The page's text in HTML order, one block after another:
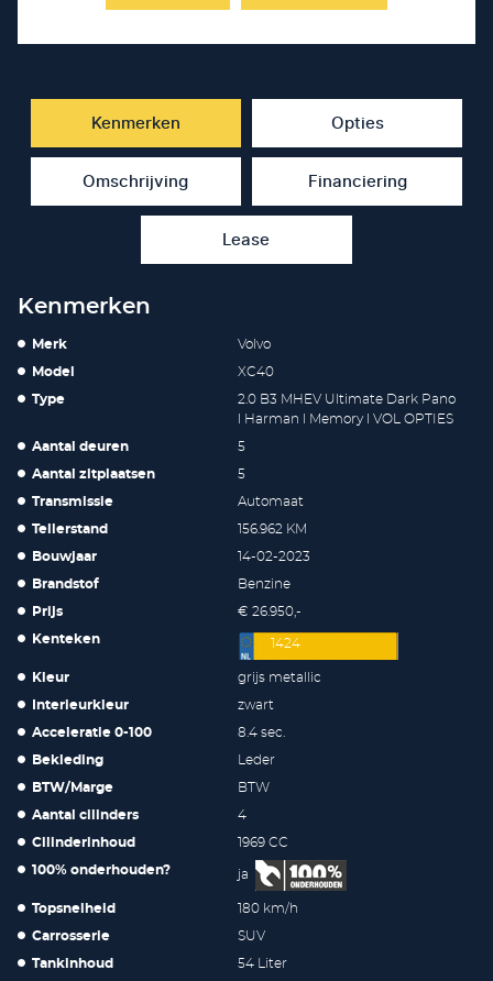
Kenmerken Opties
Omschrijving Financiering
Lease
Kenmerken
Merk Volvo
Model XC40
Type
2.0 B3 MHEV Ultimate Dark Pano
l Harman l Memory l VOL OPTIES
Aantal deuren 5
Aantal zitplaatsen 5
Transmissie Automaat
Tellerstand 156.962 KM
Bouwjaar 14-02-2023
Brandstof Benzine
Prijs € 26.950,-
Kenteken 1424
Kleur grijs metallic
Interieurkleur zwart
Acceleratie 0-100 8.4 sec.
Bekleding Leder
BTW/Marge BTW
Aantal cilinders 4
Cilinderinhoud 1969 CC
100% onderhouden? ja
Topsnelheid 180 km/h
Carrosserie SUV
Tankinhoud 54 Liter